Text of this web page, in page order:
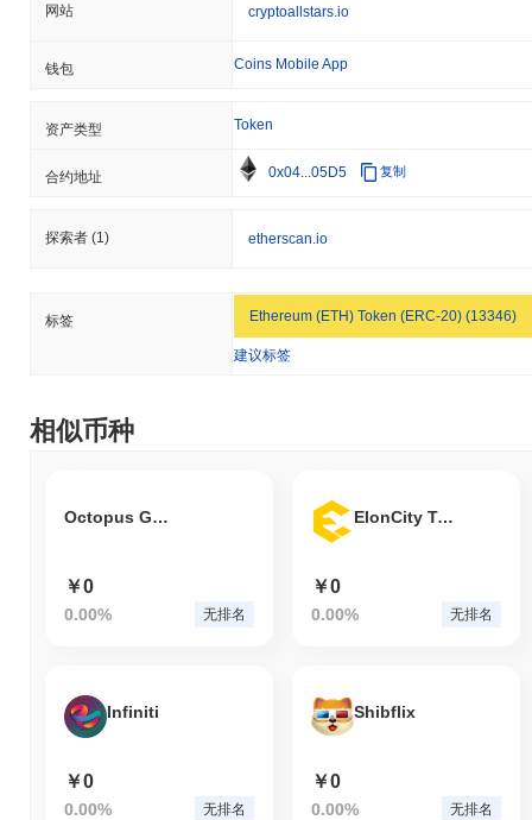
网站 cryptoallstars.io
钱包 Coins Mobile App
资产类型 Token
合约地址 0x04...05D5 复制
探索者 (1) etherscan.io
标签 Ethereum (ETH) Token (ERC-20) (13346)
建议标签
相似币种
Octopus Game
￥0
0.00% 无排名
ElonCity Token
￥0
0.00% 无排名
Infiniti
￥0
0.00% 无排名
Shibflix
￥0
0.00% 无排名